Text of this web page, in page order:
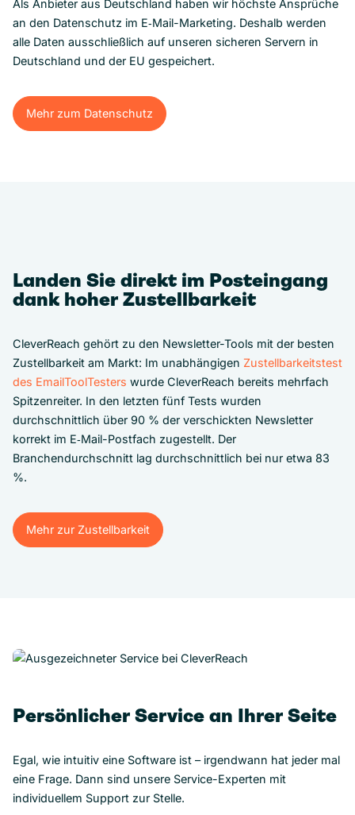
Als Anbieter aus Deutschland haben wir höchste Ansprüche
an den Datenschutz im E‑Mail-Marketing. Deshalb werden
alle Daten ausschließlich auf unseren sicheren Servern in
Deutschland und der EU gespeichert.
Mehr zum Datenschutz
Mehr zum Datenschutz
Landen Sie direkt im Posteingang
dank hoher Zustellbarkeit
CleverReach gehört zu den Newsletter-Tools mit der besten
Zustellbarkeit am Markt: Im unabhängigen Zustellbarkeitstest
des EmailToolTesters wurde CleverReach bereits mehrfach
Spitzenreiter. In den letzten fünf Tests wurden
durchschnittlich über 90 % der verschickten Newsletter
korrekt im E‑Mail-Postfach zugestellt. Der
Branchendurchschnitt lag durchschnittlich bei nur etwa 83
%.
Mehr zur Zustellbarkeit
Mehr zur Zustellbarkeit
Persönlicher Service an Ihrer Seite
Egal, wie intuitiv eine Software ist – irgendwann hat jeder mal
eine Frage. Dann sind unsere Service-Experten mit
individuellem Support zur Stelle.